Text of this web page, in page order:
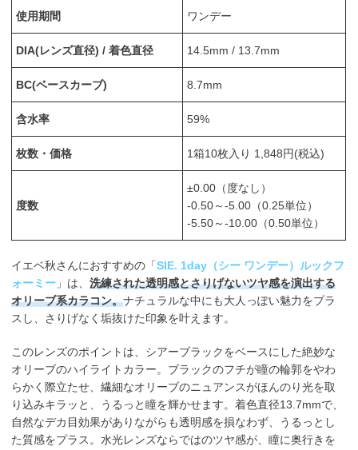
使用期間 ワンデー
DIA(レンズ直径) / 着色直径 14.5mm / 13.7mm
BC(ベースカーブ) 8.7mm
含水率 59%
枚数・価格 1箱10枚入り 1,848円(税込)
度数
±0.00（度なし）
-0.50～-5.00（0.25単位）
-5.50～-10.00（0.50単位）
イエベ秋さんにおすすめの「SIE. 1day（シー ワンデー）ルックフ
ォーミー 」は、洗練された透明感とさりげないツヤ感を演出する
オリーブ系カラコン。ナチュラルな中にも大人っぽい魅力をプラ
スし、さりげなく垢抜けた印象を叶えます。
このレンズのポイントは、シアーブラックをベースにした絶妙な
オリーブのハイライトカラー。ブラックのフチが瞳の輪郭をやわ
らかく際立たせ、繊細なオリーブのニュアンスがほんのり光を取
り込みキラッと、うるっと瞳を輝かせます。着色直径13.7mmで、
自然なデカ目効果がありながらも透明感を損なわず、うるっとし
た質感をプラス。水光レンズならではのツヤ感が、瞳に奥行きを